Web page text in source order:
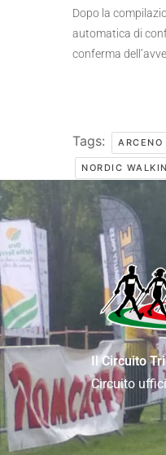
Dopo la
automatica di
conferma
Tags: ARCENO
NORDIC
Il Circuito
Circuito